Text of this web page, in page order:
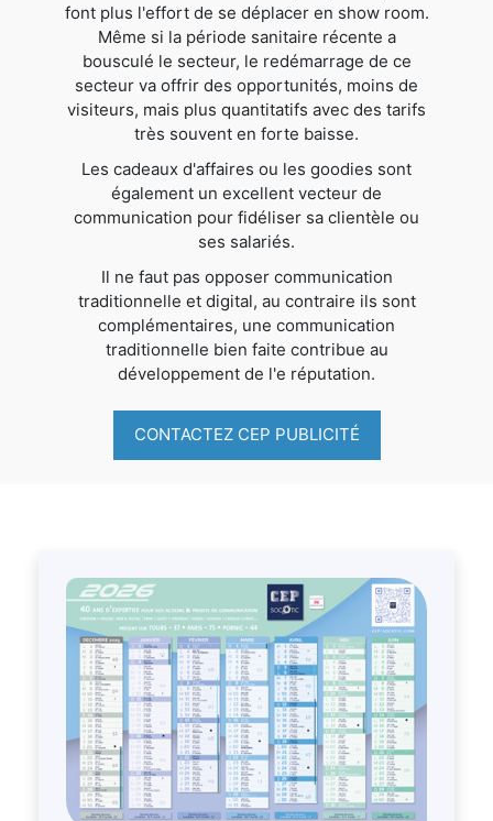
font plus l'effort de se déplacer en show room.
Même si la période sanitaire récente a
bousculé le secteur, le redémarrage de ce
secteur va offrir des opportunités, moins de
visiteurs, mais plus quantitatifs avec des tarifs
très souvent en forte baisse.
Les cadeaux d'affaires ou les goodies sont
également un excellent vecteur de
communication pour fidéliser sa clientèle ou
ses salariés.
Il ne faut pas opposer communication
traditionnelle et digital, au contraire ils sont
complémentaires, une communication
traditionnelle bien faite contribue au
développement de l'e réputation.
CONTACTEZ CEP PUBLICITÉ